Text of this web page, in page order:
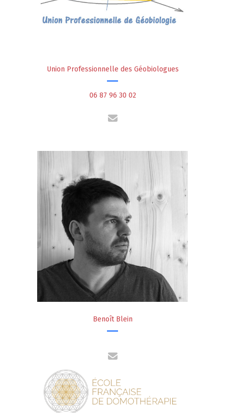
Union Professionnelle des Géobiologues
06 87 96 30 02
Benoît Blein